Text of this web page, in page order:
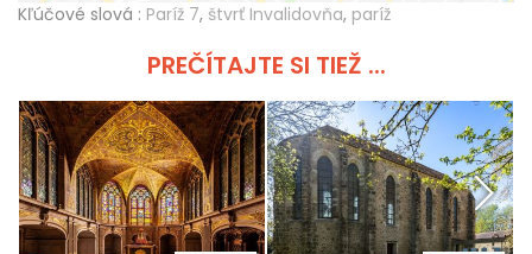
Kľúčové slová : Paríž 7, štvrť Invalidovňa, paríž
PREČÍTAJTE SI TIEŽ ...